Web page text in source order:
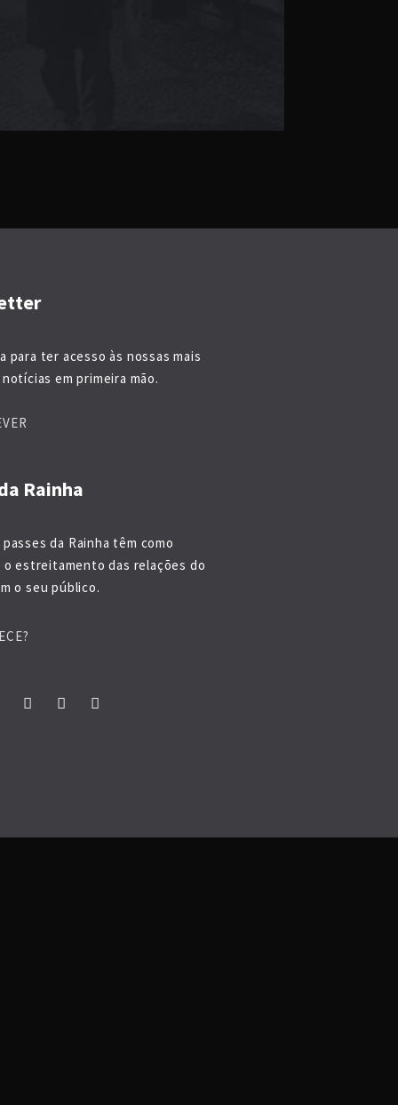
para ter acesso às nossas mais
em primeira mão.
Rainha
da Rainha têm como
estreitamento das relações do
o seu público.